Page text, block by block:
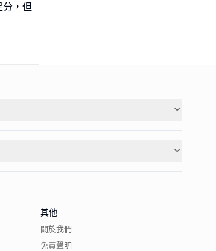
，但
其他
關於我們
免責聲明